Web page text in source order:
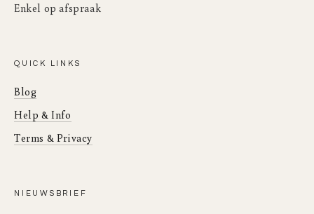
Enkel op afspraak
QUICK LINKS
Blog
Help & Info
Terms & Privacy
NIEUWSBRIEF